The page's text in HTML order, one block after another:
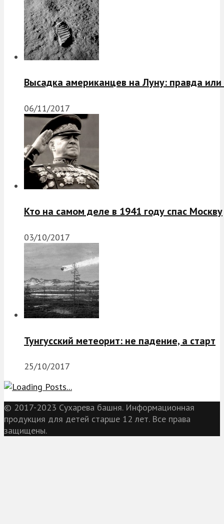
Высадка американцев на Луну: правда
06/11/2017
Кто на самом деле в 1941 году спас Москву
03/10/2017
Тунгусский метеорит: не падение, а старт
25/10/2017
© 2017-2023 Сухарева башня. Информационная
продукция для детей старше 12 лет. Все права
защищены.